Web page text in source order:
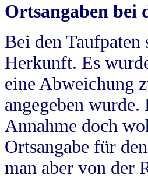
Ortsangaben bei
Bei den
Herkunft. Es
eine Abweichung
angegeben
Annahme doch
Ortsangabe für
man aber von der